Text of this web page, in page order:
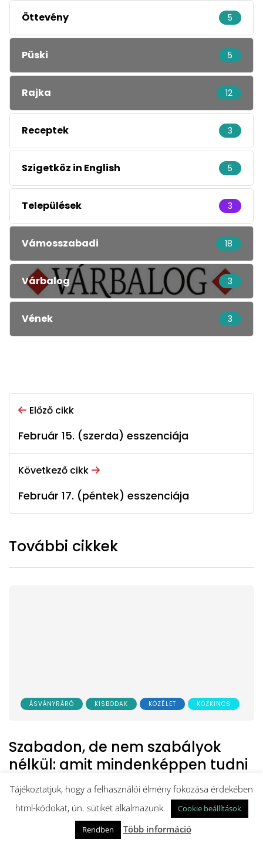
Öttevény 5
Püski 5
Rajka 12
Receptek 3
Szigetköz in English 5
Települések 3
Vámosszabadi 18
Várbalog 3
Vének 3
Előző cikk
Február 15. (szerda) esszenciája
Következő cikk
Február 17. (péntek) esszenciája
További cikkek
ÁSVÁNYRÁRÓ KISBODAK KÖZÉLET KÖZKINCS
Szabadon, de nem szabályok
nélkül: amit mindenképpen tudni
kell vadkempingezés előtt
Egy tópart, egy erdei tisztás vagy egy csendes folyópart
csábító helyszín lehet egy…
Tájékoztatjuk, hogy a felhasználói élmény fokozása érdekében
html-kódokat, ún. sütiket alkalmazunk.
Cookie beállítások
Rendben
Több információ